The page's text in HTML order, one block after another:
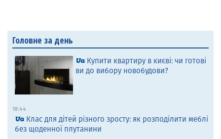
Головне за день
Купити квартиру в києві: чи готові
ви до вибору новобудови?
10:44
Клас для дітей різного зросту: як розподілити меблі
без щоденної плутанини